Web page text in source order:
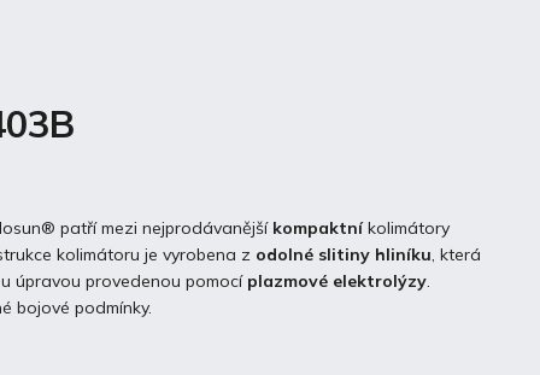
patří mezi nejprodávanější kompaktní kolimátory
kolimátoru je vyrobena z odolné slitiny hliníku, která
úpravou provedenou pomocí plazmové elektrolýzy.
bojové podmínky.